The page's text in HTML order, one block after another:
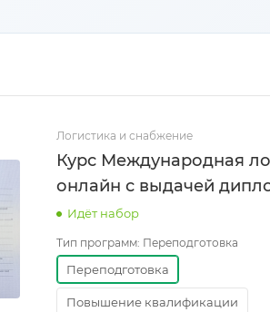
Логистика и снабжение
Курс Международная
онлайн с выдачей
Идёт набор
Тип программ: Переподготовка
Переподготовка
Повышение квалификации